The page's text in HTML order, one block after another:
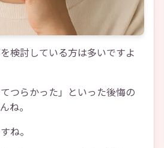
検討している方は多いですよ
つらかった」といった後悔の
ね。
ね。